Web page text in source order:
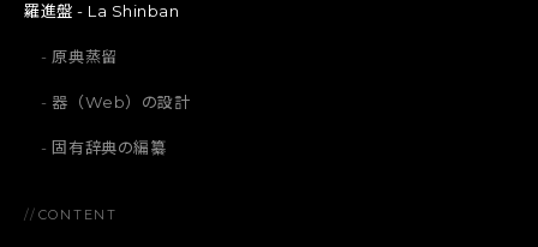
羅進盤 - La Shinban
原典蒸留
器（Web）の設計
固有辞典の編纂
// CONTENT